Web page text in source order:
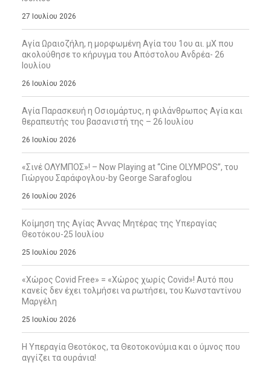
27 Ιουλίου 2026
Αγία Ωραιοζήλη, η μορφωμένη Αγία του 1ου αι. μΧ που
ακολούθησε το κήρυγμα του Απόστολου Ανδρέα- 26
Ιουλίου
26 Ιουλίου 2026
Αγία Παρασκευή η Οσιομάρτυς, η φιλάνθρωπος Αγία και
θεραπευτής του βασανιστή της – 26 Ιουλίου
26 Ιουλίου 2026
«Σινέ ΟΛΥΜΠΟΣ»! – Now Playing at “Cine OLYMPOS”, του
Γιώργου Σαράφογλου-by George Sarafoglou
26 Ιουλίου 2026
Κοίμηση της Αγίας Άννας Μητέρας της Υπεραγίας
Θεοτόκου-25 Ιουλίου
25 Ιουλίου 2026
«Χώρος Covid Free» = «Χώρος χωρίς Covid»! Αυτό που
κανείς δεν έχει τολμήσει να ρωτήσει, του Κωνσταντίνου
Μαργέλη
25 Ιουλίου 2026
Η Υπεραγία Θεοτόκος, τα Θεοτοκονύμια και ο ύμνος που
αγγίζει τα ουράνια!